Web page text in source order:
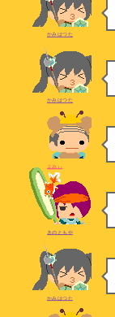
かみはつた
かみはつた
よみぃ
きのともや
かみはつた